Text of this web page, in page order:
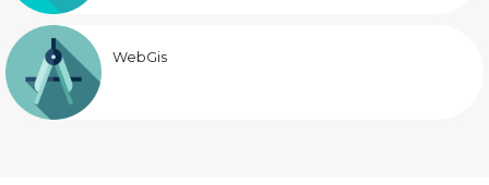
WebGis